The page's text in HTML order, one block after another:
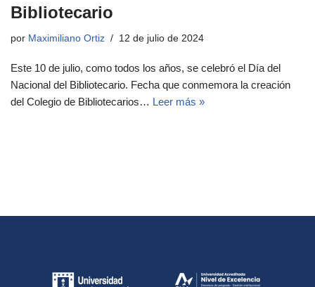
Bibliotecario
por Maximiliano Ortiz 12 de julio de 2024
Este 10 de julio, como todos los años, se celebró el Día del
Nacional del Bibliotecario. Fecha que conmemora la creación
del Colegio de Bibliotecarios… Leer más »